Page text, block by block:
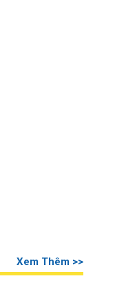
Xem Thêm >>